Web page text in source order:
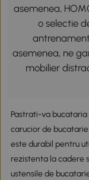
asemenea,
o selectie
asemenea, ne
mobilier
Pastrati-va
carucior de
este durabil pentru
rezistenta la cadere
ustensile de